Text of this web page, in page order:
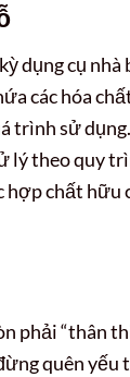
dụng cụ nhà
các hóa
trình sử
lý theo quy
hợp chất hữu
phải “thân
quên yếu